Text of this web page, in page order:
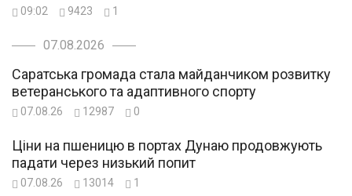
09:02 9423 1
07.08.2026
Саратська громада стала майданчиком розвитку
ветеранського та адаптивного спорту
07.08.26 12987 0
Ціни на пшеницю в портах Дунаю продовжують
падати через низький попит
07.08.26 13014 1